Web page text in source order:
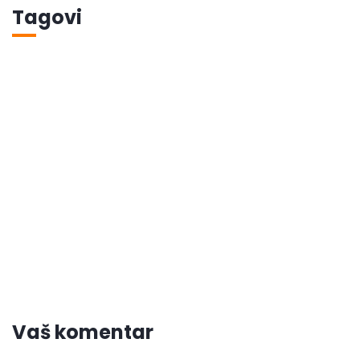
Tagovi
Vaš komentar